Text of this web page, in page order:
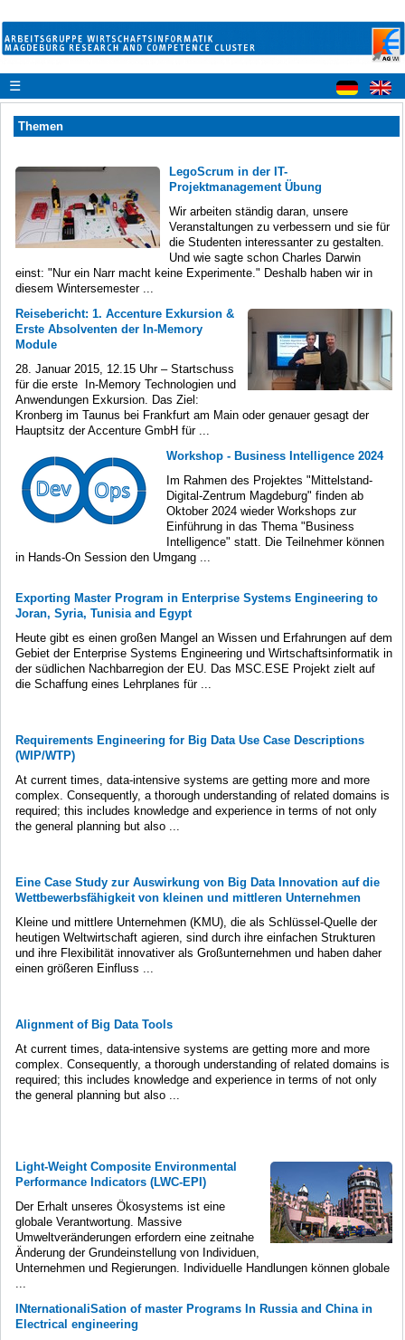
☰
Themen
LegoScrum in der IT-
Projektmanagement Übung
Wir arbeiten ständig daran, unsere
Veranstaltungen zu verbessern und sie für
die Studenten interessanter zu gestalten.
Und wie sagte schon Charles Darwin
einst: "Nur ein Narr macht keine Experimente." Deshalb haben wir in
diesem Wintersemester ...
Reisebericht: 1. Accenture Exkursion &
Erste Absolventen der In-Memory
Module
28. Januar 2015, 12.15 Uhr – Startschuss
für die erste In-Memory Technologien und
Anwendungen Exkursion. Das Ziel:
Kronberg im Taunus bei Frankfurt am Main oder genauer gesagt der
Hauptsitz der Accenture GmbH für ...
Workshop - Business Intelligence 2024
Im Rahmen des Projektes "Mittelstand-
Digital-Zentrum Magdeburg" finden ab
Oktober 2024 wieder Workshops zur
Einführung in das Thema "Business
Intelligence" statt. Die Teilnehmer können
in Hands-On Session den Umgang ...
Exporting Master Program in Enterprise Systems Engineering to
Joran, Syria, Tunisia and Egypt
Heute gibt es einen großen Mangel an Wissen und Erfahrungen auf dem
Gebiet der Enterprise Systems Engineering und Wirtschaftsinformatik in
der südlichen Nachbarregion der EU. Das MSC.ESE Projekt zielt auf
die Schaffung eines Lehrplanes für ...
Requirements Engineering for Big Data Use Case Descriptions
(WIP/WTP)
At current times, data-intensive systems are getting more and more
complex. Consequently, a thorough understanding of related domains is
required; this includes knowledge and experience in terms of not only
the general planning but also ...
Eine Case Study zur Auswirkung von Big Data Innovation auf die
Wettbewerbsfähigkeit von kleinen und mittleren Unternehmen
Kleine und mittlere Unternehmen (KMU), die als Schlüssel-Quelle der
heutigen Weltwirtschaft agieren, sind durch ihre einfachen Strukturen
und ihre Flexibilität innovativer als Großunternehmen und haben daher
einen größeren Einfluss ...
Alignment of Big Data Tools
At current times, data-intensive systems are getting more and more
complex. Consequently, a thorough understanding of related domains is
required; this includes knowledge and experience in terms of not only
the general planning but also ...
Light-Weight Composite Environmental
Performance Indicators (LWC-EPI)
Der Erhalt unseres Ökosystems ist eine
globale Verantwortung. Massive
Umweltveränderungen erfordern eine zeitnahe
Änderung der Grundeinstellung von Individuen,
Unternehmen und Regierungen. Individuelle Handlungen können globale
INternationaliSation of master Programs In Russia and China in
Electrical engineering